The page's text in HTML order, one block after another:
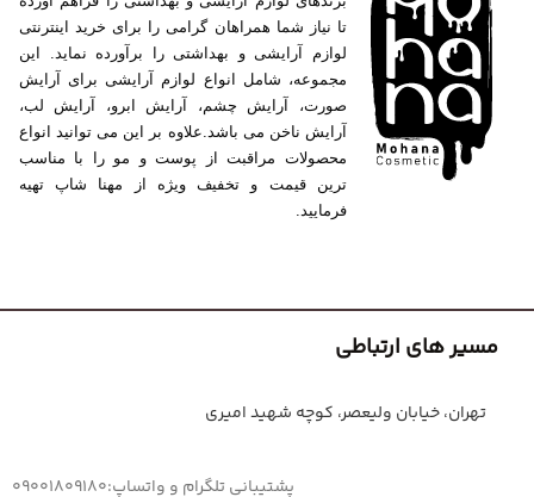
تا نیاز شما همراهان گرامی را برای خرید اینترنتی
لوازم آرایشی و بهداشتی را برآورده نماید. این
مجموعه، شامل انواع لوازم آرایشی برای آرایش
صورت، آرایش چشم، آرایش ابرو، آرایش لب،
آرایش ناخن می باشد.علاوه بر این می توانید انواع
محصولات مراقبت از پوست و مو را با مناسب
ترین قیمت و تخفیف ویژه از مهنا شاپ تهیه
فرمایید.
مسیر های ارتباطی
تهران، خیابان ولیعصر، کوچه شهید امیری
پشتیبانی تلگرام و واتساپ:09001809180